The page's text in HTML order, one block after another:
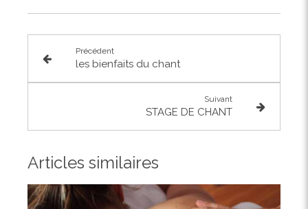
Précédent
les bienfaits du chant
Suivant
STAGE DE CHANT
Articles similaires